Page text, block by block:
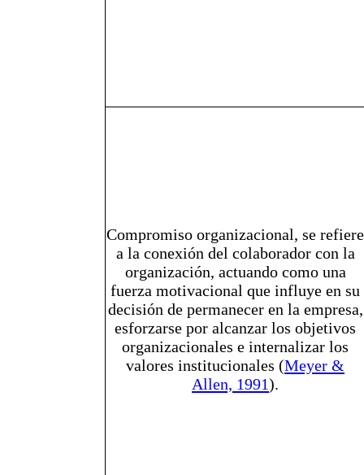
Compromiso organizacional, se refiere
a la conexión del colaborador con la
organización, actuando como una
fuerza motivacional que influye en su
decisión de permanecer en la empresa,
esforzarse por alcanzar los objetivos
organizacionales e internalizar los
valores institucionales (Meyer &
Allen, 1991).